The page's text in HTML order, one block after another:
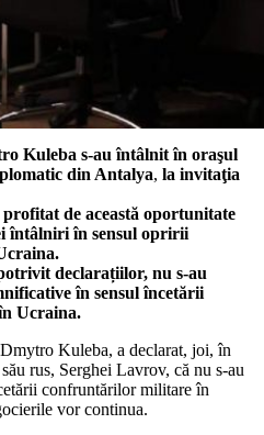
Kuleba s-au întâlnit în oraşul
din Antalya, la invitaţia
de această oportunitate
întâlniri în sensul opririi
declarațiilor, nu s-au
în sensul încetării
Ucraina.
Kuleba, a declarat, joi, în
rus, Serghei Lavrov, că nu s-au
confruntărilor militare în
vor continua.